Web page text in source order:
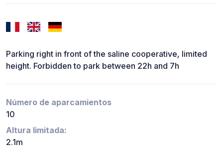
Parking right in front of the saline cooperative, limited
height. Forbidden to park between 22h and 7h
Número de aparcamientos
10
Altura limitada:
2.1m